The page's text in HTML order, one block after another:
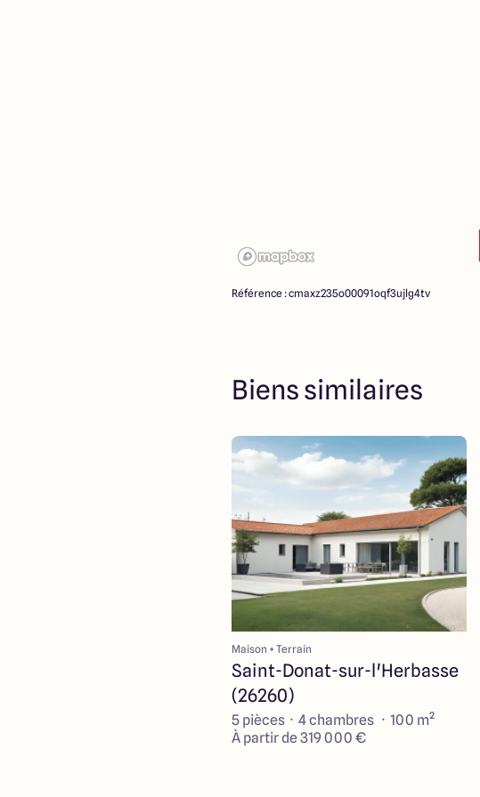
Référence : cmaxz235o00091oqf3ujlg4tv
Biens similaires
Maison + Terrain
Saint-Donat-sur-l'Herbasse
(26260)
5 pièces · 4 chambres · 100 m²
À partir de 319 000 €